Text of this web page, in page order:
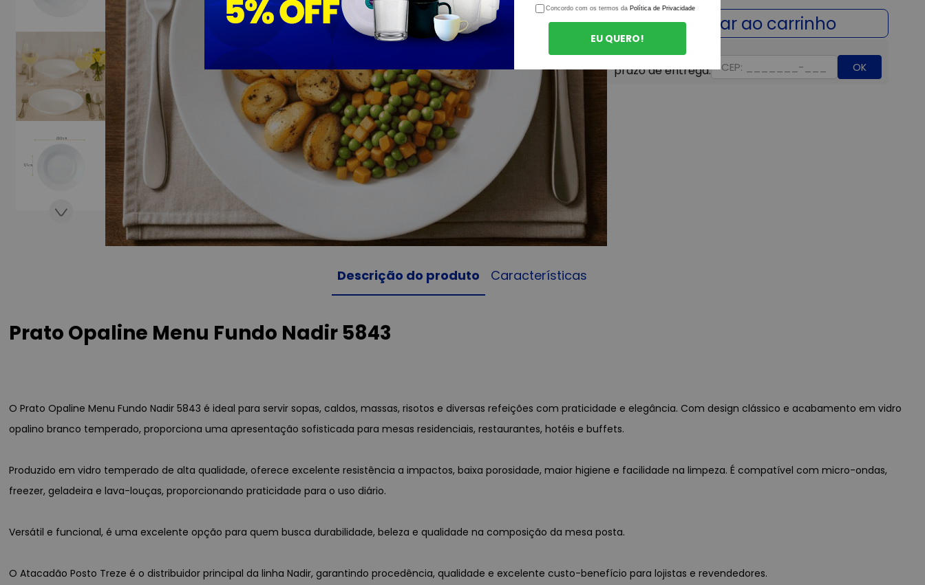
OK
Descrição do produto Características
Prato Opaline Menu Fundo Nadir 5843
O Prato Opaline Menu Fundo Nadir 5843 é ideal para servir sopas, caldos, massas, risotos e diversas refeições com praticidade e elegância. Com design clássico e acabamento em vidro
opalino branco temperado, proporciona uma apresentação sofisticada para mesas residenciais, restaurantes, hotéis e buffets.
Produzido em vidro temperado de alta qualidade, oferece excelente resistência a impactos, baixa porosidade, maior higiene e facilidade na limpeza. É compatível com micro-ondas,
freezer, geladeira e lava-louças, proporcionando praticidade para o uso diário.
Versátil e funcional, é uma excelente opção para quem busca durabilidade, beleza e qualidade na composição da mesa posta.
O Atacadão Posto Treze é o distribuidor principal da linha Nadir, garantindo procedência, qualidade e excelente custo-benefício para lojistas e revendedores.
Concordo com os termos da Política de Privacidade
EU QUERO!